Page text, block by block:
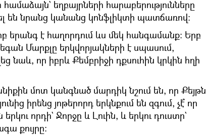
եղբայրների հարաբերությունները
են նրանց կանանց կոնֆլիկտի պատճառով։
երանգ է հաղորդում ևս մեկ հանգամանք։ Երբ
Մարքլը երկվորյակների է սպասում,
նաև, որ իբրև Քեմբրիջի դքսուհին կրկին հղի
մոտ կանգնած մարդիկ նշում են, որ Քեյթն
իրենց յոթերորդ երկնքում են զգում, չէ՞ որ
որդի` Ջորջը և Լուին, և երկու դուստր`
քույրը։